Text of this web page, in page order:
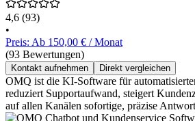
4,6 (93)
•
Preis: Ab 150,00 € / Monat
(93 Bewertungen)
Kontakt aufnehmen Direkt vergleichen
OMQ ist die KI-Software für
reduziert Supportaufwand, steigert
auf allen Kanälen sofortige, präzise